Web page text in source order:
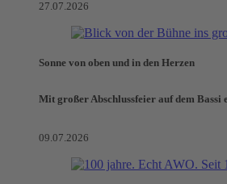
27.07.2026
Sonne von oben und in den Herzen
Mit großer Abschlussfeier auf dem Bassi
09.07.2026